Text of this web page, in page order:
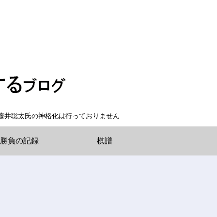
聡太氏の神格化は行っておりません
勝負の記録 棋譜